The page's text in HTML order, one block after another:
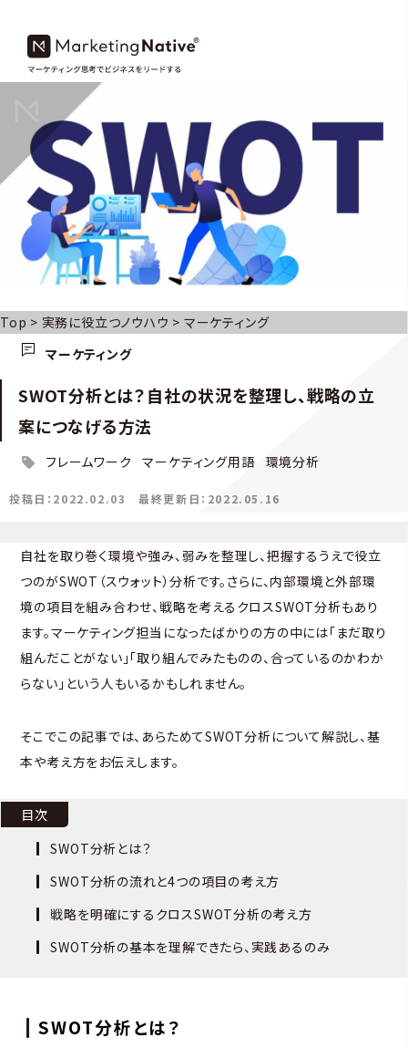
Top > 実務に役立つノウハウ > マーケティング
マーケティング
SWOT分析とは？自社の状況を整理し、戦略の立
案につなげる方法
フレームワーク マーケティング用語 環境分析
投稿日：2022.02.03 最終更新日：2022.05.16
自社を取り巻く環境や強み、弱みを整理し、把握するうえで役立
つのがSWOT（スウォット）分析です。さらに、内部環境と外部環
境の項目を組み合わせ、戦略を考えるクロスSWOT分析もあり
ます。マーケティング担当になったばかりの方の中には「まだ取り
組んだことがない」「取り組んでみたものの、合っているのかわか
らない」という人もいるかもしれません。
そこでこの記事では、あらためてSWOT分析について解説し、基
本や考え方をお伝えします。
目次
SWOT分析とは？
SWOT分析の流れと4つの項目の考え方
戦略を明確にするクロスSWOT分析の考え方
SWOT分析の基本を理解できたら、実践あるのみ
SWOT分析とは？